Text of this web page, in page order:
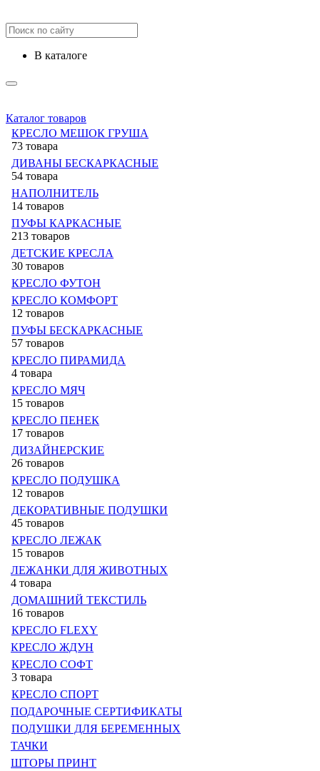
в каталоге
Каталог товаров
КРЕСЛО МЕШОК ГРУША
73 товара
ДИВАНЫ БЕСКАРКАСНЫЕ
54 товара
НАПОЛНИТЕЛЬ
14 товаров
ПУФЫ КАРКАСНЫЕ
213 товаров
ДЕТСКИЕ КРЕСЛА
30 товаров
КРЕСЛО ФУТОН
КРЕСЛО КОМФОРТ
12 товаров
ПУФЫ БЕСКАРКАСНЫЕ
57 товаров
КРЕСЛО ПИРАМИДА
4 товара
КРЕСЛО МЯЧ
15 товаров
КРЕСЛО ПЕНЕК
17 товаров
ДИЗАЙНЕРСКИЕ
26 товаров
КРЕСЛО ПОДУШКА
12 товаров
ДЕКОРАТИВНЫЕ ПОДУШКИ
45 товаров
КРЕСЛО ЛЕЖАК
15 товаров
ЛЕЖАНКИ ДЛЯ ЖИВОТНЫХ
4 товара
ДОМАШНИЙ ТЕКСТИЛЬ
16 товаров
КРЕСЛО FLEXY
КРЕСЛО ЖДУН
КРЕСЛО СОФТ
3 товара
КРЕСЛО СПОРТ
ПОДАРОЧНЫЕ СЕРТИФИКАТЫ
ПОДУШКИ ДЛЯ БЕРЕМЕННЫХ
ТАЧКИ
ШТОРЫ ПРИНТ